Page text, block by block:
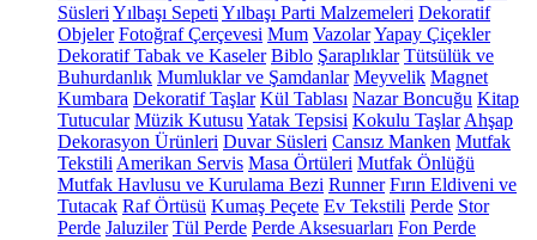
Süsleri Yılbaşı Sepeti Yılbaşı Parti Malzemeleri Dekoratif
Objeler Fotoğraf Çerçevesi Mum VazolarYapay Çiçekler
Dekoratif Tabak ve Kaseler Biblo Şaraplıklar Tütsülük ve
Buhurdanlık Mumluklar ve Şamdanlar Meyvelik Magnet
Kumbara Dekoratif Taşlar Kül Tablası Nazar Boncuğu Kitap
Tutucular Müzik Kutusu Yatak Tepsisi Kokulu Taşlar Ahşap
Dekorasyon Ürünleri Duvar Süsleri Cansız Manken Mutfak
Tekstili Amerikan Servis Masa Örtüleri Mutfak Önlüğü
Mutfak Havlusu ve Kurulama Bezi Runner Fırın Eldiveni ve
Tutacak Raf Örtüsü Kumaş Peçete Ev Tekstili Perde Stor
Perde Jaluziler Tül Perde Perde Aksesuarları Fon Perde